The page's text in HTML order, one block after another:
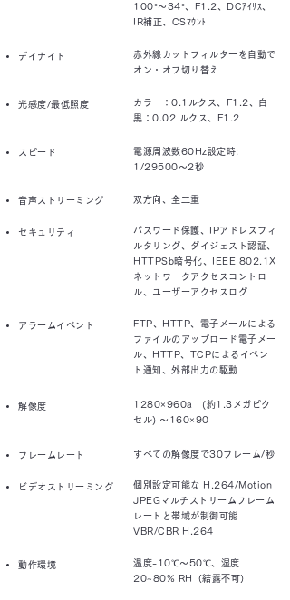
デイナイト
光感度/最低照度
スピード
音声ストリーミング
セキュリティ
アラームイベント
解像度
フレームレート
ビデオストリーミング
動作環境
100°～34°、F1.2、DCｱｲﾘｽ、
IR補正、CSﾏｳﾝﾄ
赤外線カットフィルターを自動で
オン・オフ切り替え
カラー：0.1ルクス、F1.2、白
黒：0.02 ルクス、F1.2
電源周波数60Hz設定時:
1/29500～2秒
双方向、全二重
パスワード保護、IPアドレスフィ
ルタリング、ダイジェスト認証、
HTTPSb暗号化、IEEE 802.1X
ネットワークアクセスコントロー
ル、ユーザーアクセスログ
FTP、HTTP、電子メールによる
ファイルのアップロード電子メー
ル、HTTP、TCPによるイベン
ト通知、外部出力の駆動
1280×960a (約1.3メガピク
セル) ～160×90
すべての解像度で30フレーム/秒
個別設定可能な H.264/Motion
JPEGマルチストリームフレーム
レートと帯域が制御可能
VBR/CBR H.264
温度-10℃～50℃、湿度
20~80% RH（結露不可）